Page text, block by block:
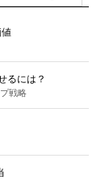
るには？
戦略